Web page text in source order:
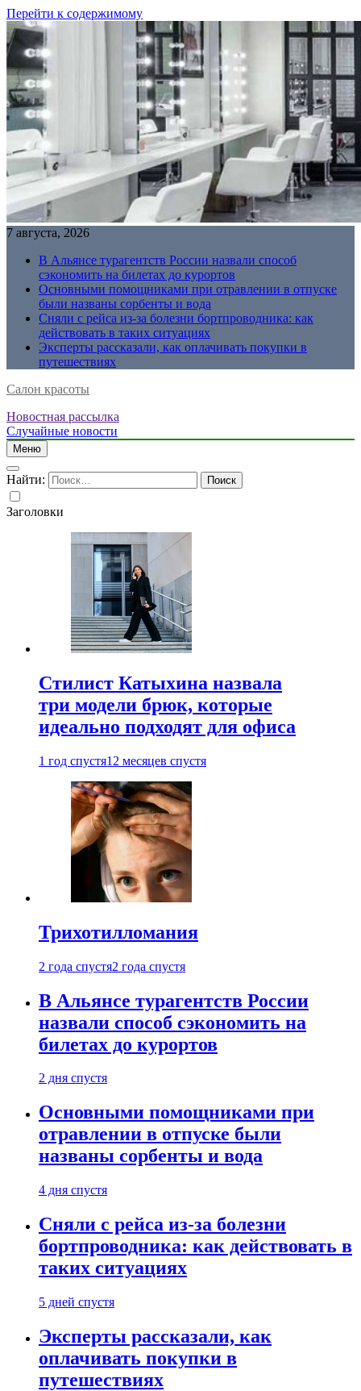
Перейти к содержимому
7 августа, 2026
В Альянсе турагентств России назвали способ
сэкономить на билетах до курортов
Основными помощниками при отравлении в отпуске
были названы сорбенты и вода
Сняли с рейса из-за болезни бортпроводника: как
действовать в таких ситуациях
Эксперты рассказали, как оплачивать покупки в
путешествиях
Салон красоты
Новостная рассылка
Случайные новости
Меню
Найти:
Заголовки
Стилист Катыхина назвала
три модели брюк, которые
идеально подходят для офиса
1 год спустя12 месяцев спустя
Трихотилломания
2 года спустя2 года спустя
В Альянсе турагентств России
назвали способ сэкономить на
билетах до курортов
2 дня спустя
Основными помощниками при
отравлении в отпуске были
названы сорбенты и вода
4 дня спустя
Сняли с рейса из-за болезни
бортпроводника: как действовать в
таких ситуациях
5 дней спустя
Эксперты рассказали, как
оплачивать покупки в
путешествиях